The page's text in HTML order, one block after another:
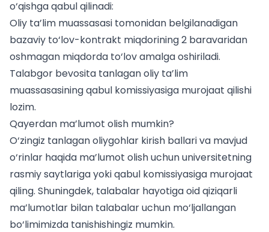
o‘qishga qabul qilinadi:
Oliy ta’lim muassasasi tomonidan belgilanadigan
bazaviy to‘lov-kontrakt miqdorining 2 baravaridan
oshmagan miqdorda to‘lov amalga oshiriladi.
Talabgor bevosita tanlagan oliy ta’lim
muassasasining qabul komissiyasiga murojaat qilishi
lozim.
Qayerdan ma’lumot olish mumkin?
O‘zingiz tanlaganoliygohlar kirish ballariva mavjud
o‘rinlar haqida ma’lumot olish uchun universitetning
rasmiy saytlariga yoki qabul komissiyasiga murojaat
qiling. Shuningdek, talabalar hayotiga oid qiziqarli
ma’lumotlar bilan talabalar uchun mo‘ljallangan
bo‘limimizda tanishishingiz mumkin.